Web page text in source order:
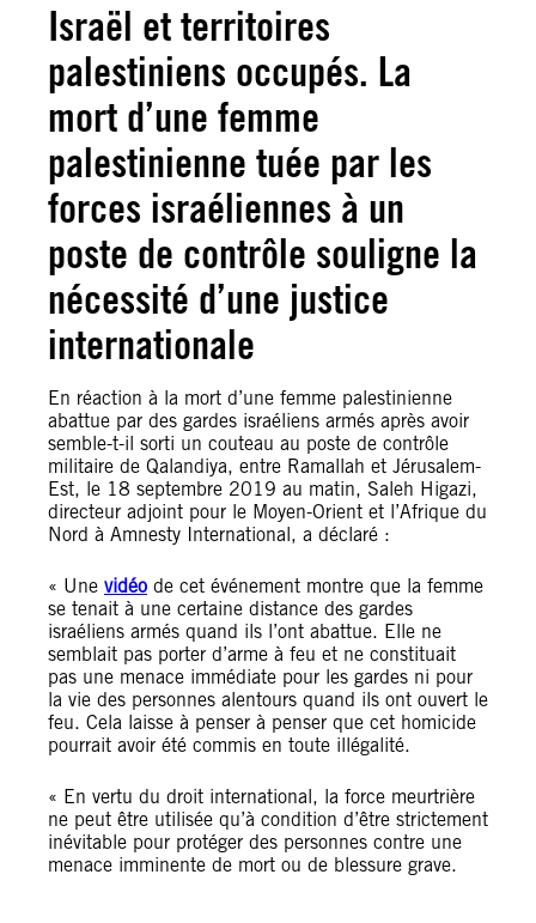
Israël et territoires
palestiniens occupés. La
mort d’une femme
palestinienne tuée par les
forces israéliennes à un
poste de contrôle souligne la
nécessité d’une justice
internationale
En réaction à la mort d’une femme palestinienne
abattue par des gardes israéliens armés après avoir
semble-t-il sorti un couteau au poste de contrôle
militaire de Qalandiya, entre Ramallah et Jérusalem-
Est, le 18 septembre 2019 au matin, Saleh Higazi,
directeur adjoint pour le Moyen-Orient et l’Afrique du
Nord à Amnesty International, a déclaré :
« Une vidéo de cet événement montre que la femme
se tenait à une certaine distance des gardes
israéliens armés quand ils l’ont abattue. Elle ne
semblait pas porter d’arme à feu et ne constituait
pas une menace immédiate pour les gardes ni pour
la vie des personnes alentours quand ils ont ouvert le
feu. Cela laisse à penser à penser que cet homicide
pourrait avoir été commis en toute illégalité.
« En vertu du droit international, la force meurtrière
ne peut être utilisée qu’à condition d’être strictement
inévitable pour protéger des personnes contre une
menace imminente de mort ou de blessure grave.